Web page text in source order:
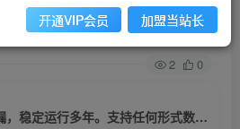
关注 私信
2 0
CS2国内市场AI自动捡漏，稳定运行多年。支持任何形式数据验证，日入300+
开通VIP会员 加盟当站长